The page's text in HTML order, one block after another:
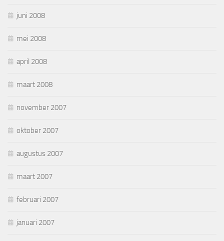
juni 2008
mei 2008
april 2008
maart 2008
november 2007
oktober 2007
augustus 2007
maart 2007
februari 2007
januari 2007